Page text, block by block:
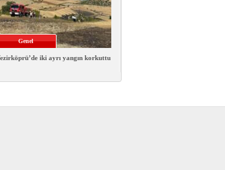
Genel
iki ayrı yangın korkuttu